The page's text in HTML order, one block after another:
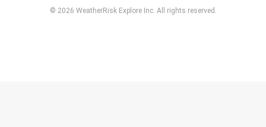
© 2026 WeatherRisk Explore Inc. All rights reserved.